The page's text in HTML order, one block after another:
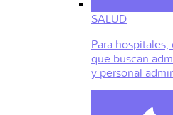
SALUD
Para
que buscan
y personal